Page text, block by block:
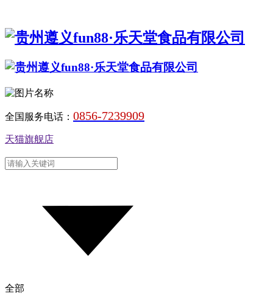
全国服务电话： 0856-7239909
天猫旗舰店
全部